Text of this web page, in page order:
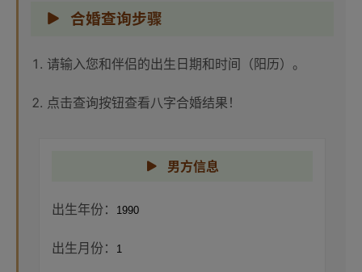
合婚查询步骤
请输入您和伴侣的出生日期和时间（阳历）。
点击查询按钮查看八字合婚结果！
男方信息
出生年份：
出生月份：